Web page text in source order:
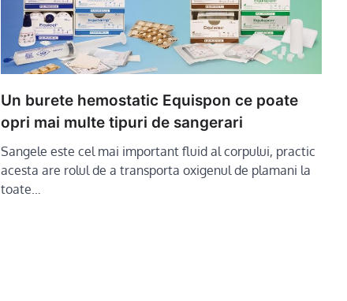
Un burete hemostatic Equispon ce poate
opri mai multe tipuri de sangerari
Sangele este cel mai important fluid al corpului, practic
acesta are rolul de a transporta oxigenul de plamani la
toate…